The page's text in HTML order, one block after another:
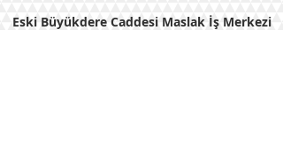
Eski Büyükdere Caddesi Maslak İş Merkezi